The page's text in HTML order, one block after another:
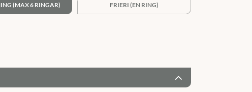
(MAX 6 RINGAR) FRIERI (EN RING)